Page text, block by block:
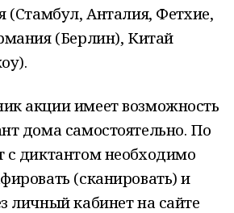
(Стамбул, Анталия, Фетхие,
(Берлин), Китай
акции имеет возможность
дома самостоятельно. По
с диктантом необходимо
(сканировать) и
личный кабинет на сайте